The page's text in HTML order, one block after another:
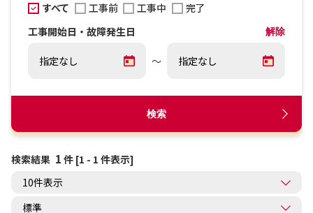
すべて
工事前 工事中
完了
工事開始日・故障発生日
解除
～
検索
検索結果 1 件 [1 - 1 件表示]